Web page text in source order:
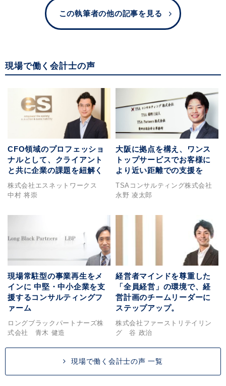
この執筆者の他の記事を見る
現場で働く会計士の声
CFO領域のプロフェッショ
ナルとして、クライアント
と共に企業の課題を紐解く
株式会社エスネットワークス
中村 将崇
大阪に拠点を構え、ワンス
トップサービスでお客様に
より近い距離での支援を
TSAコンサルティング株式会社
永野 凌太郎
現場常駐型の事業再生をメ
インに 中堅・中小企業を支
援するコンサルティングフ
ァーム
ロングブラックパートナーズ株
式会社 青木 健造
経営者マインドを尊重した
「全員経営」の環境で、経
営計画のチームリーダーに
ステップアップ。
株式会社ファーストリテイリン
グ 谷 政治
現場で働く会計士の声 一覧